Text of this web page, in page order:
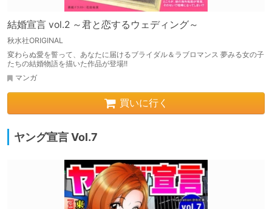
結婚宣言 vol.2 ～君と恋するウェディング～
秋水社ORIGINAL
変わらぬ愛を誓って、あなたに届けるブライダル＆ラブロマンス 夢みる女の子
たちの結婚物語を描いた作品が登場!!
マンガ
買いに行く
ヤング宣言 Vol.7